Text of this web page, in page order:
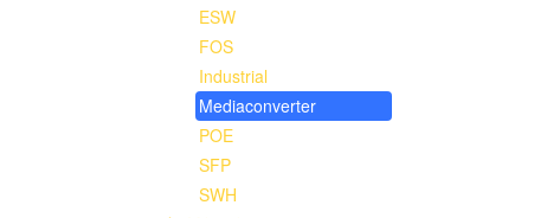
ESW
FOS
Industrial
Mediaconverter
POE
SFP
SWH